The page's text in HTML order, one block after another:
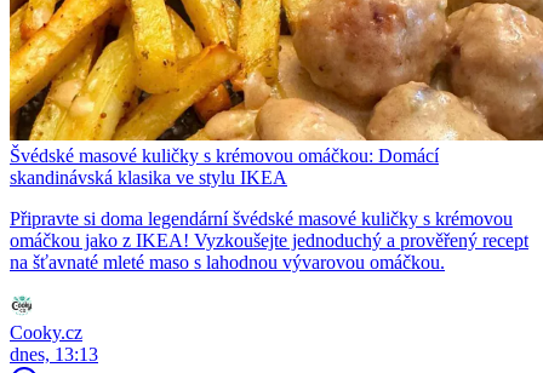
Švédské masové kuličky s krémovou omáčkou: Domácí
skandinávská klasika ve stylu IKEA
Připravte si doma legendární švédské masové kuličky s krémovou
omáčkou jako z IKEA! Vyzkoušejte jednoduchý a prověřený recept
na šťavnaté mleté maso s lahodnou vývarovou omáčkou.
Cooky.cz
dnes, 13:13